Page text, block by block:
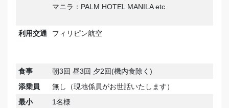
マニラ：PALM​ HOTEL​ MANILA etc
利用交通 フィリピン航空
食事
朝3回 昼3回 夕2回(機内食除く)
添乗員
無し（現地係員がお世話いたします）
最小
1名様